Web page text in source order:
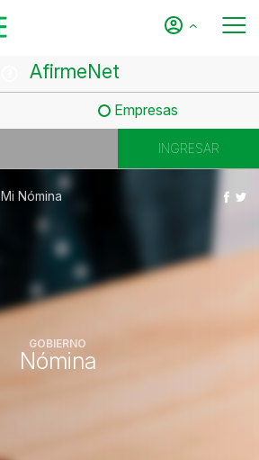
AfirmeNet
Empresas
Mi Nómina
GOBIERNO
Nómina